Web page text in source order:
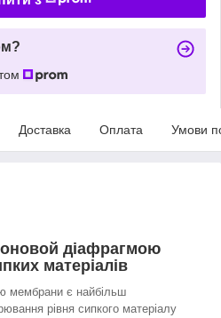
Доставка Оплата Умови
діафрагмою
матеріалів
мембрани є найбільш
рівня сипкого матеріалу